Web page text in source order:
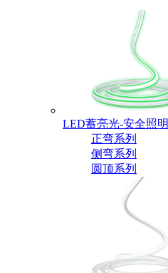
LED蓄亮光-安全照明
正弯系列
侧弯系列
圆顶系列